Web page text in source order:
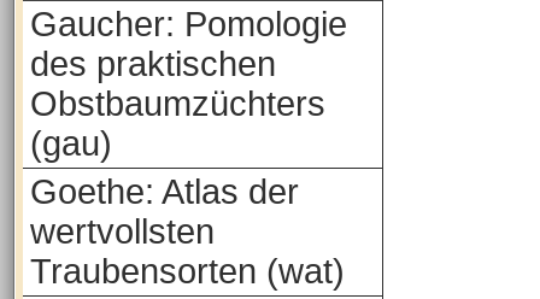
Gaucher: Pomologie
des praktischen
Obstbaumzüchters
(gau)
Goethe: Atlas der
wertvollsten
Traubensorten (wat)